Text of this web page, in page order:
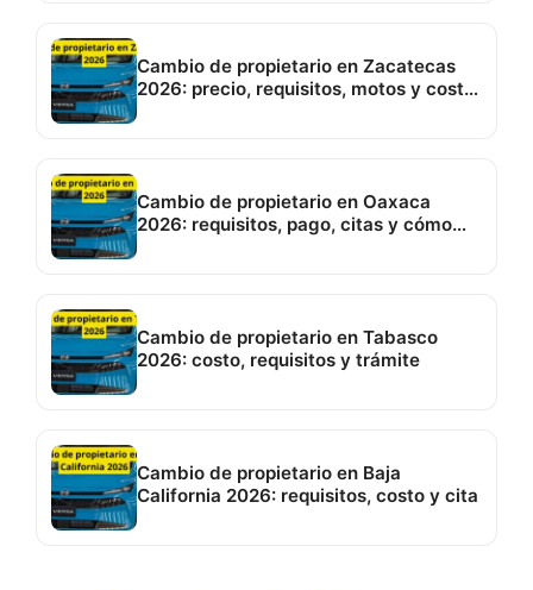
Cambio de propietario en Zacatecas
2026: precio, requisitos, motos y costo
Cambio de propietario en Oaxaca
2026: requisitos, pago, citas y cómo
Cambio de propietario en Tabasco
2026: costo, requisitos y trámite
Cambio de propietario en Baja
California 2026: requisitos, costo y cita